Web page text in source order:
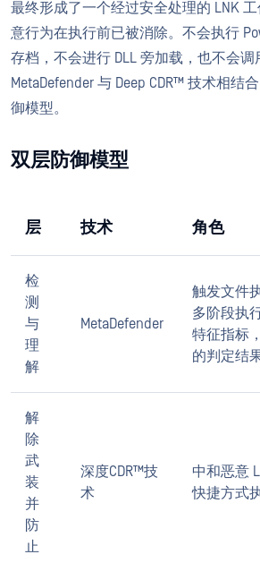
最终形成了一个经过安全处理的 LNK
意行为在执行前已被消除。不会执行
存档，不会进行 DLL 旁加载，也不会调
MetaDefender 与 Deep CDR™ 技术相结
御模型。
双层防御模型
层 技术 角色
检
测
与
理
解
MetaDefender
触发文件
多阶段执
特征指标
的判定结果
解
除
武
装
并
防
止
深度CDR™技
术
中和恶意
快捷方式